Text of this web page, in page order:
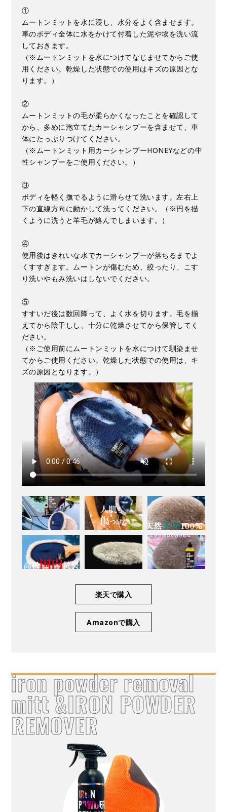
①
ムートンミットを水に浸し、水分をよく含ませます。
車のボディ全体に水をかけて付着した泥や埃を洗い流
しておきます。
（※ムートンミットを水につけてなじませてからご使
用ください。乾燥した状態での使用はキズの原因とな
ります。）
②
ムートンミットの毛が柔らかくなったことを確認して
から、多めに泡立てたカーシャンプーを含ませて、車
体にたっぷりつけてください。
（※ムートンミット用カーシャンプーHONEYなどの中
性シャンプーをご使用ください。）
③
ボディを軽く撫でるように滑らせて洗います。左右上
下の直線方向に動かして洗ってください。（※円を描
くように洗うと羊毛が絡んでしまいます。）
④
使用後はきれいな水でカーシャンプーが落ちるまでよ
くすすぎます。ムートンが傷むため、絞ったり、こす
り洗いやもみ洗いはしないでください。
⑤
すすいだ後は数回降って、よく水を切ります。毛を揃
えてから陰干しし、十分に乾燥させてから保管してく
ださい。
（※ご使用前にムートンミットを水につけて馴染ませ
てからご使用ください。乾燥した状態での使用は、キ
ズの原因となります。）
楽天で購入
Amazonで購入
iron powder removal
mitt &IRON POWDER
REMOVER